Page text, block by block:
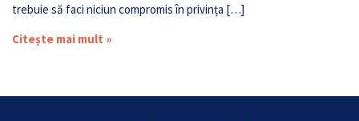
trebuie să faci niciun compromis în privința […]
Citește mai mult »